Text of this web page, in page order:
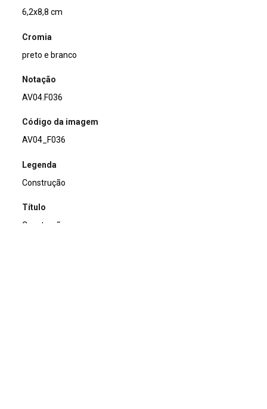
6,2x8,8 cm
Cromia
preto e branco
Notação
AV04.F036
Código da imagem
AV04_F036
Legenda
Construção
Título
Construção